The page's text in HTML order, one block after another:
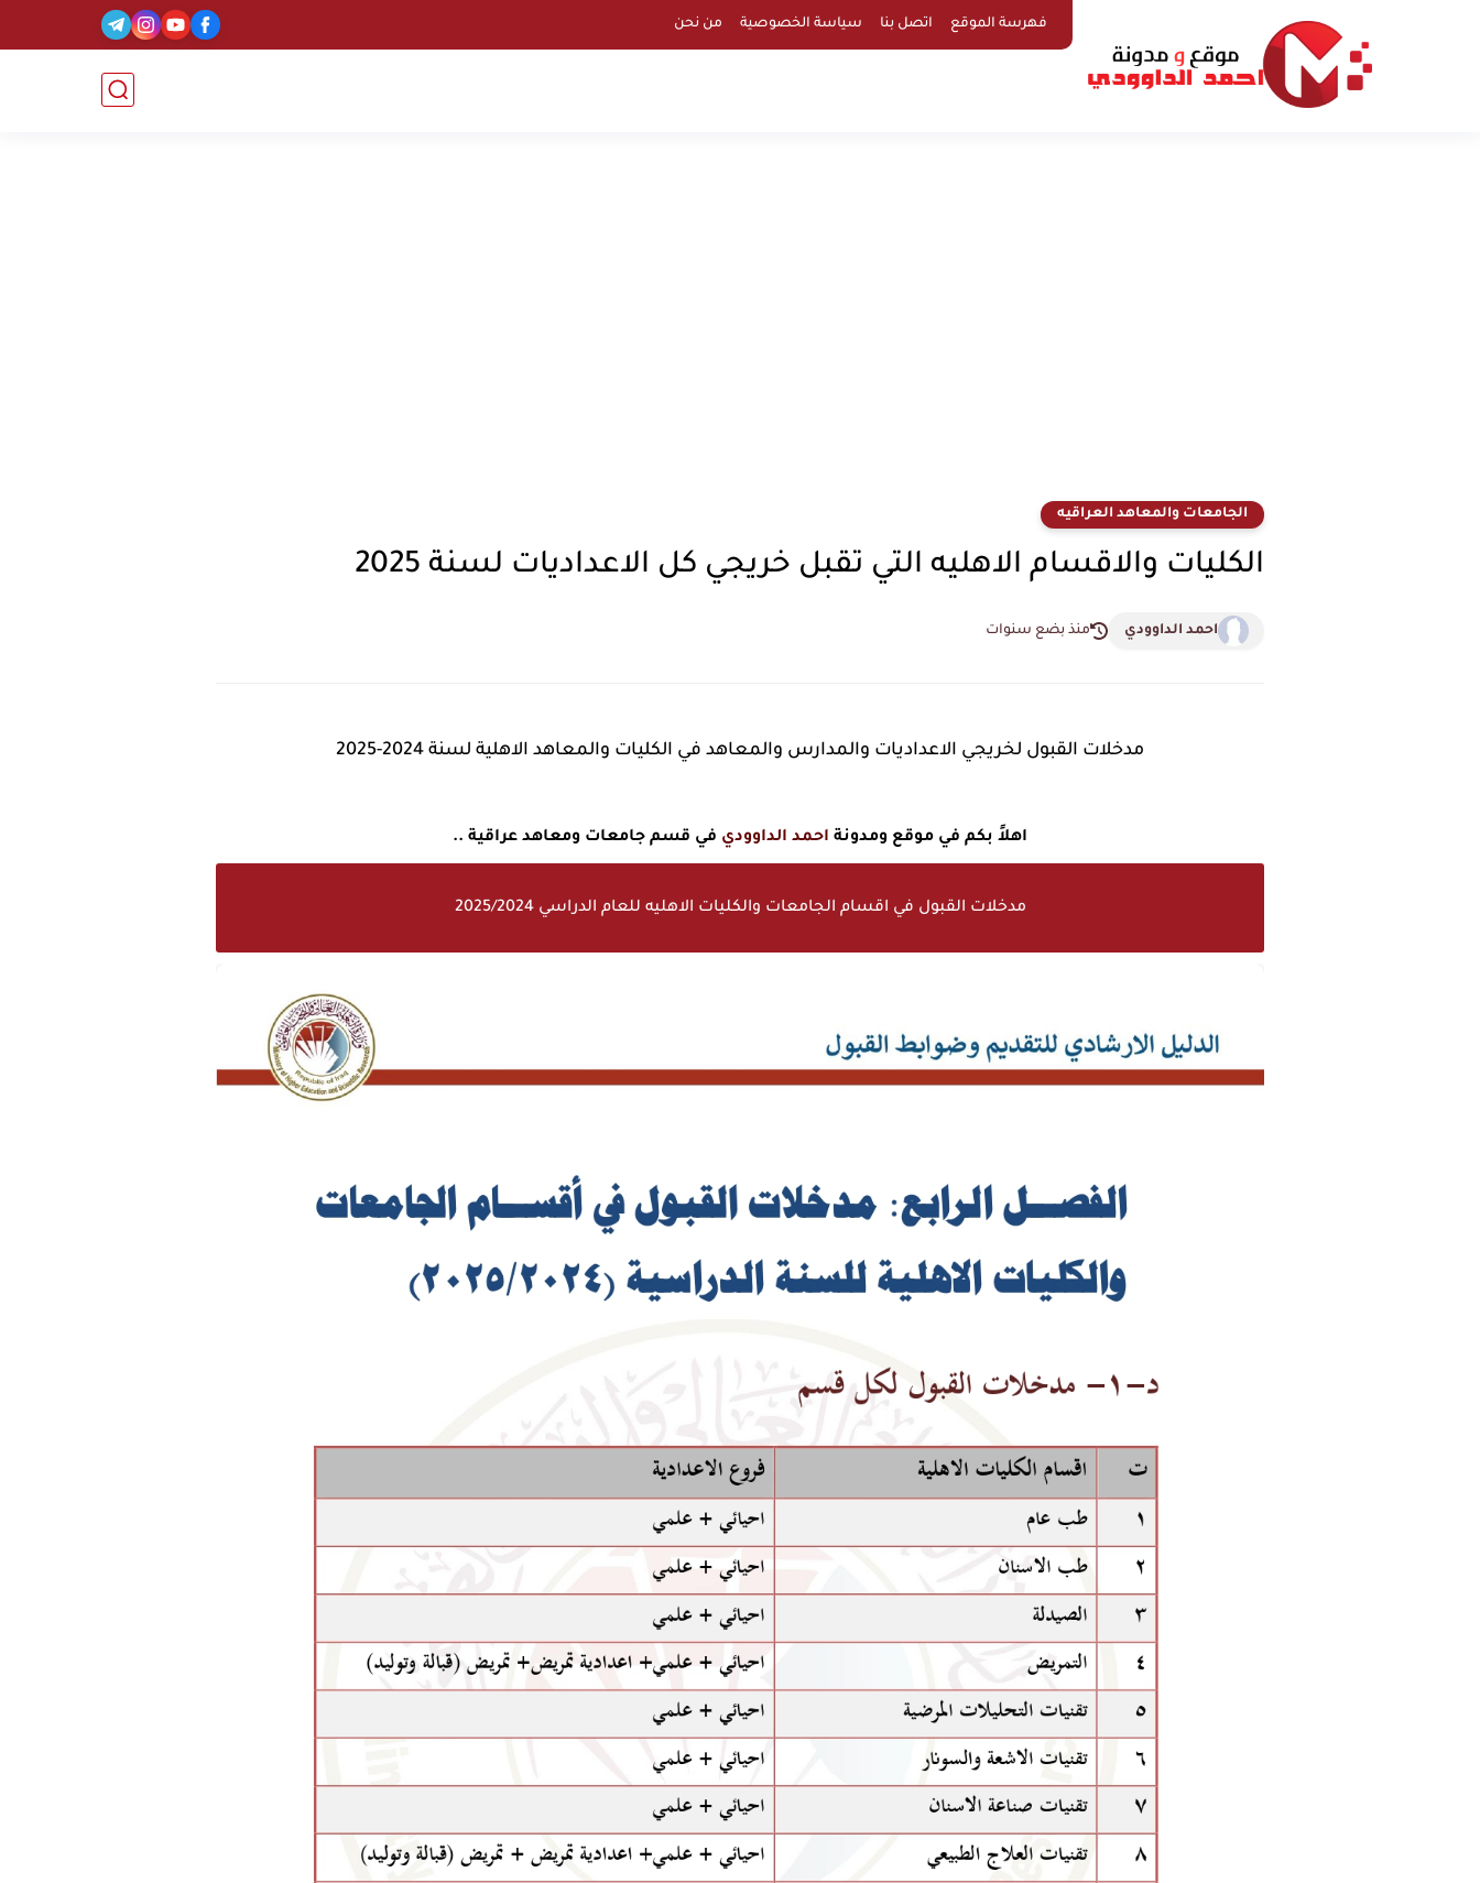
فهرسة الموقع اتصل بنا سياسة الخصوصية من نحن
الجامعات والمعاهد العراقيه
الكليات والاقسام الاهليه التي تقبل خريجي كل الاعداديات لسنة 2025
احمد الداوودي منذ بضع سنوات
مدخلات القبول لخريجي الاعداديات والمدارس والمعاهد في الكليات والمعاهد الاهلية لسنة 2024-2025
اهلاً بكم في موقع ومدونة احمد الداوودي في قسم جامعات ومعاهد عراقية ..
مدخلات القبول في اقسام الجامعات والكليات الاهليه للعام الدراسي 2025/2024